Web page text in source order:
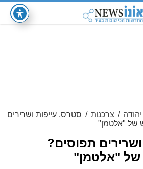
/ צרכנות / סטרס, עייפות ושרירים
של "אלטמן"
תפוסים?
של "אלטמן"